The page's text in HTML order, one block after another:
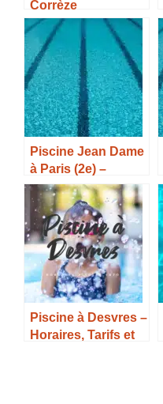
Corrèze
Piscine Jean Dame
à Paris (2e) –
Horaires, Tarifs et
Infos –
Piscine à Desvres –
Horaires, Tarifs et